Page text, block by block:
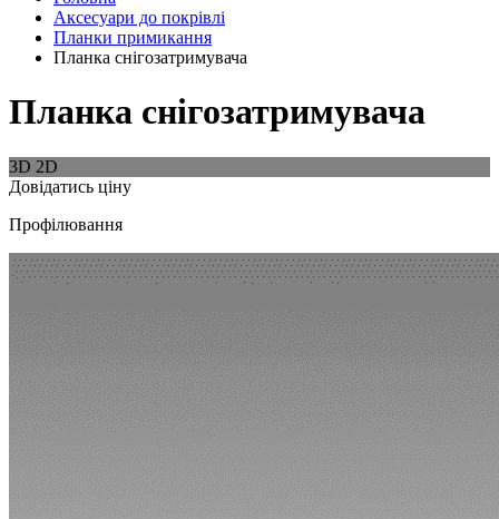
Аксесуари до покрівлі
Планки примикання
Планка снігозатримувача
Планка снігозатримувача
3D 2D
Довідатись ціну
Профілювання